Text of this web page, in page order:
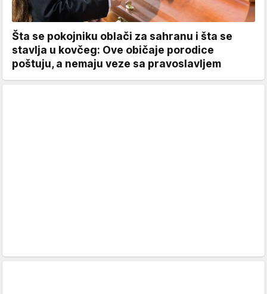
Šta se pokojniku oblači za sahranu i šta se
stavlja u kovčeg: Ove običaje porodice
poštuju, a nemaju veze sa pravoslavljem